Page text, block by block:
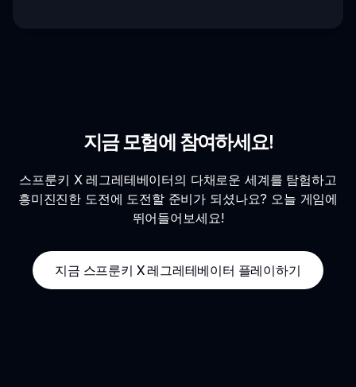
지금 모험에 참여하세요!
스프룬키 X 레그레테베이터의 다채로운 세계를 탐험하고
흥미진진한 도전에 도전할 준비가 되셨나요? 오늘 게임에
뛰어들어보세요!
지금 스프룬키 X 레그레테베이터 플레이하기